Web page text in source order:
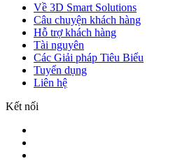
Về 3D Smart Solutions
Câu chuyện khách hàng
Hỗ trợ khách hàng
Tài nguyên
Các Giải pháp Tiêu Biểu
Tuyển dụng
Liên hệ
Kết nối